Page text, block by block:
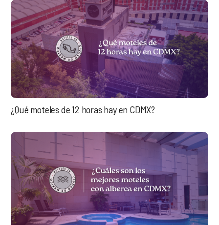
¿Qué moteles de 12 horas hay en CDMX?